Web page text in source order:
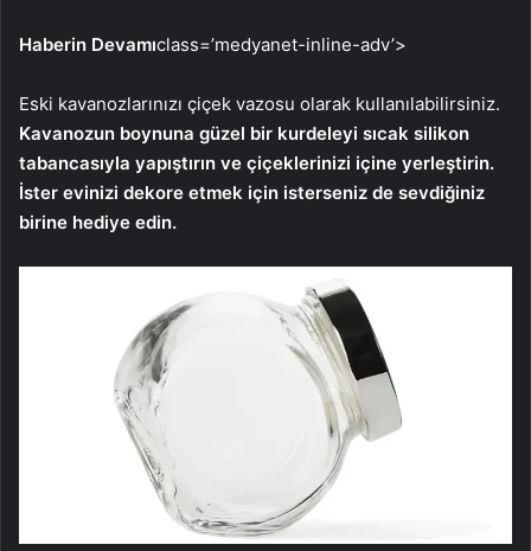
Haberin Devamıclass=’medyanet-inline-adv’>
Eski kavanozlarınızı çiçek vazosu olarak kullanılabilirsiniz.
Kavanozun boynuna güzel bir kurdeleyi sıcak silikon
tabancasıyla yapıştırın ve çiçeklerinizi içine yerleştirin.
İster evinizi dekore etmek için isterseniz de sevdiğiniz
birine hediye edin.